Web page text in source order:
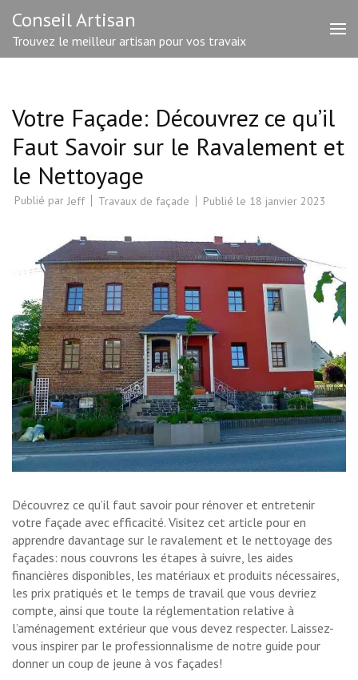
contenu
(Pressez
Conseil Artisan
Trouvez le meilleur artisan pour vos travaix
Votre Façade: Découvrez ce qu’il
Faut Savoir sur le Ravalement et
le Nettoyage
Publié par Jeff Travaux de façade Publié le 18 janvier 2023
Découvrez ce qu’il faut savoir pour rénover et entretenir
votre façade avec efficacité. Visitez cet article pour en
apprendre davantage sur le ravalement et le nettoyage des
façades: nous couvrons les étapes à suivre, les aides
financières disponibles, les matériaux et produits nécessaires,
les prix pratiqués et le temps de travail que vous devriez
compte, ainsi que toute la réglementation relative à
l’aménagement extérieur que vous devez respecter. Laissez-
vous inspirer par le professionnalisme de notre guide pour
donner un coup de jeune à vos façades!